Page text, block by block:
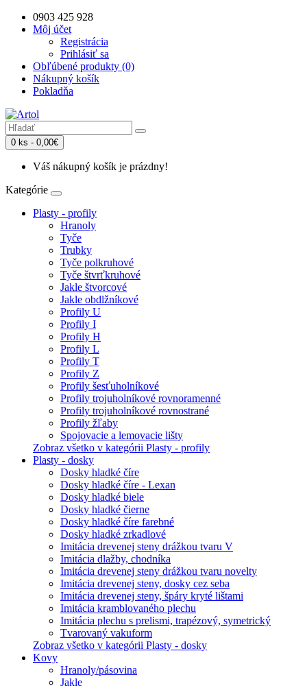
0903 425 928
Môj účet
Registrácia
Prihlásiť sa
Obľúbené produkty (0)
Nákupný košík
Pokladňa
0 ks - 0,00€
Váš nákupný košík je prázdny!
Kategórie
Plasty - profily
Hranoly
Tyče
Trubky
Tyče polkruhové
Tyče štvrťkruhové
Jakle štvorcové
Jakle obdlžníkové
Profily U
Profily I
Profily H
Profily L
Profily T
Profily Z
Profily šesťuholníkové
Profily trojuholníkové rovnoramenné
Profily trojuholníkové rovnostrané
Profily žľaby
Spojovacie a lemovacie lišty
Zobraz všetko v kategórii Plasty - profily
Plasty - dosky
Dosky hladké číre
Dosky hladké číre - Lexan
Dosky hladké biele
Dosky hladké čierne
Dosky hladké číre farebné
Dosky hladké zrkadlové
Imitácia drevenej steny drážkou tvaru V
Imitácia dlažby, chodníka
Imitácia drevenej steny drážkou tvaru novelty
Imitácia drevenej steny, dosky cez seba
Imitácia drevenej steny, špáry kryté lištami
Imitácia kramblovaného plechu
Imitácia plechu s prelismi, trapézový, symetrický
Tvarovaný vakuform
Zobraz všetko v kategórii Plasty - dosky
Kovy
Hranoly/pásovina
Jakle